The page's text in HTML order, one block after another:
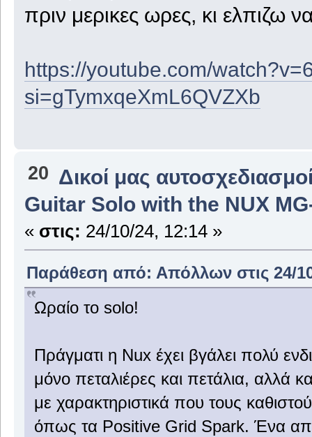
πριν μερικες ωρες, κι ελπιζω
https://youtube.com/
si=gTymxqeXmL6QVZXb
20 Δικοί μας
Guitar Solo with the NUX
« στις: 24/10/24, 12:14 »
Παράθεση από: Απόλλων στις 24/
Ωραίο το solo!
Πράγματι η Nux έχει βγάλει πολύ
μόνο πεταλιέρες και πετάλια, αλλά
με χαρακτηριστικά που τους
όπως τα Positive Grid Spark. Ένα